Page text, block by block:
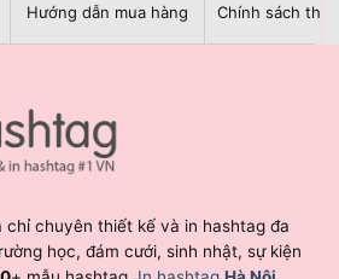
Hướng dẫn mua hàng Chính sách
chỉ chuyên thiết kế và in hashtag đa
học, đám cưới, sinh nhật, sự kiện